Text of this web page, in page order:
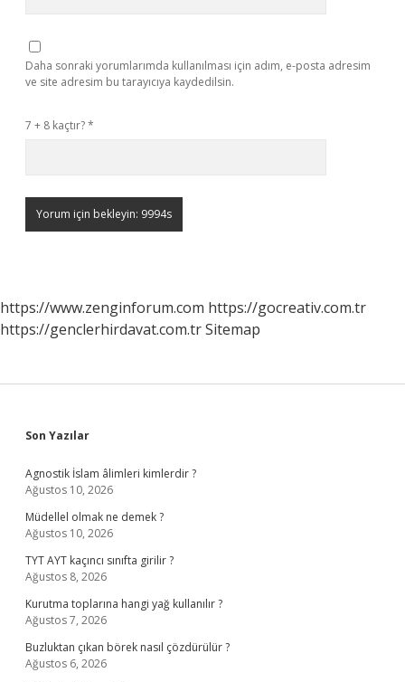
Daha sonraki yorumlarımda kullanılması için adım, e-posta adresim
ve site adresim bu tarayıcıya kaydedilsin.
7 + 8 kaçtır?*
https://www.zenginforum.com https://gocreativ.com.tr
https://genclerhirdavat.com.trSitemap
Sidebar
Son Yazılar
Agnostik İslam âlimleri kimlerdir ?
Ağustos 10, 2026
Müdellel olmak ne demek ?
Ağustos 10, 2026
TYT AYT kaçıncı sınıfta girilir ?
Ağustos 8, 2026
Kurutma toplarına hangi yağ kullanılır ?
Ağustos 7, 2026
Buzluktan çıkan börek nasıl çözdürülür ?
Ağustos 6, 2026